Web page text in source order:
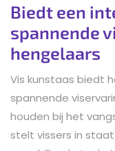
Biedt een
spannende
hengelaars
Vis kunstaas biedt
spannende
houden bij het
stelt vissers in